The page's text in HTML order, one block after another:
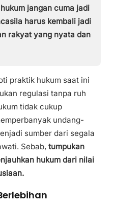
jangan cuma jadi
harus kembali jadi
rakyat yang nyata dan
praktik hukum saat ini
regulasi tanpa ruh
tidak cukup
undang-
sumber dari segala
Sebab, tumpukan
hukum dari nilai